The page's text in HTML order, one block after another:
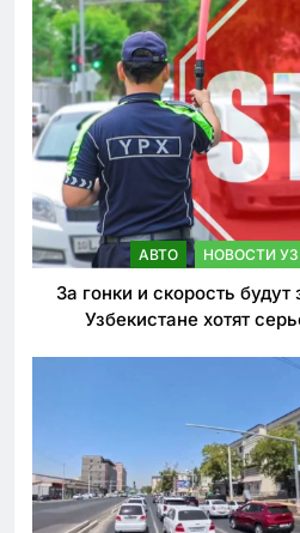
АВТО НОВОСТИ
За гонки и скорость
Узбекистане хотят